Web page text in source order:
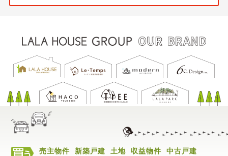
売主物件 新築戸建 土地 収益物件
中古戸建